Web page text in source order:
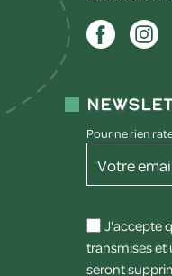
Pour ne rien
Votre
J'accepte
transmises et
seront